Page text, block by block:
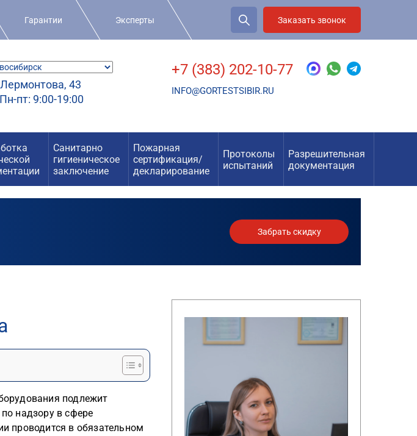
Гарантии Эксперты Заказать звонок
Лермонтова, 43
Пн-пт: 9:00-19:00
+7 (383) 202-10-77
INFO@GORTESTSIBIR.RU
Санитарно
гигиеническое
заключение
Пожарная
сертификация/
декларирование
Протоколы
испытаний
Разрешительная
документация
Забрать скидку
подлежит
надзору в сфере
проводится в обязательном